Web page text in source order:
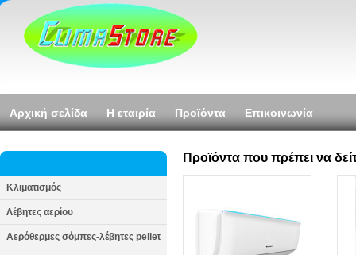
Αρχική σελίδα Η εταιρία Προϊόντα Επικοινωνία
Κλιματισμός
Λέβητες αερίου
Αερόθερμες σόμπες-λέβητες pellet
Προϊόντα που πρέπει να